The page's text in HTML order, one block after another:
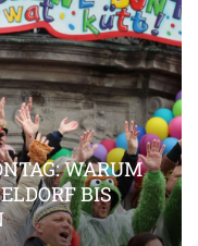
WARUM
BIS